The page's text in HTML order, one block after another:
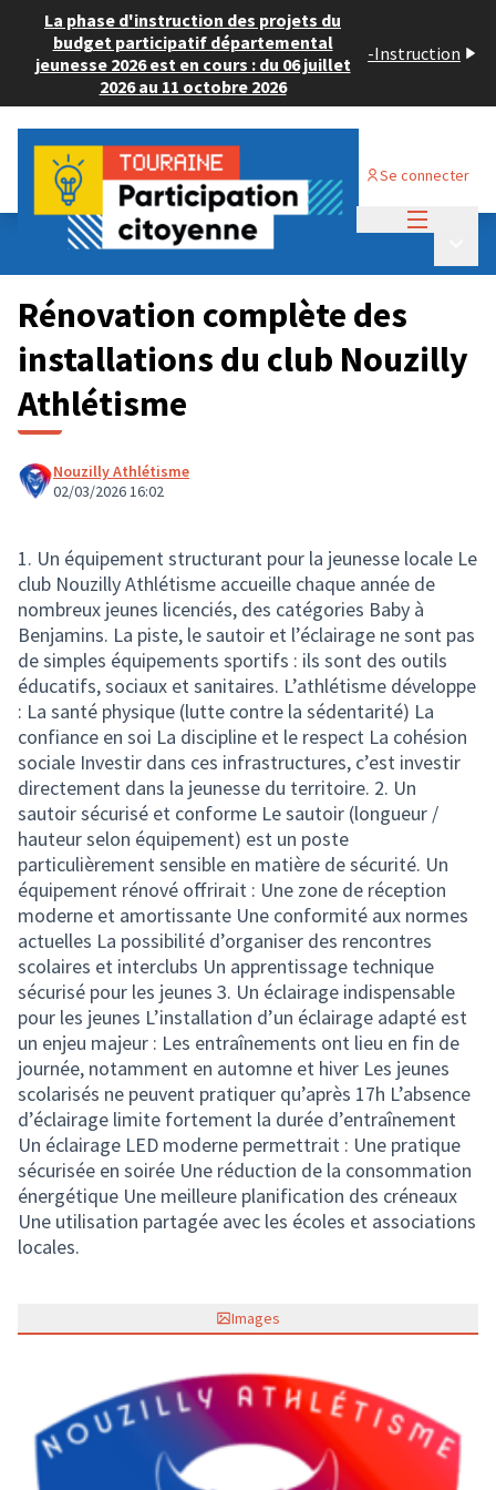
La phase d'instruction des projets du
budget participatif départemental
jeunesse 2026 est en cours : du 06 juillet
2026 au 11 octobre 2026
-Instruction
Se connecter
Budget Participatif JEUNESSE 2026
💡 Consulter les projets déposés
Rénovation complète des
installations du club Nouzilly
Athlétisme
Nouzilly Athlétisme
02/03/2026 16:02
1. Un équipement structurant pour la jeunesse locale Le
club Nouzilly Athlétisme accueille chaque année de
nombreux jeunes licenciés, des catégories Baby à
Benjamins. La piste, le sautoir et l’éclairage ne sont pas
de simples équipements sportifs : ils sont des outils
éducatifs, sociaux et sanitaires. L’athlétisme développe
: La santé physique (lutte contre la sédentarité) La
confiance en soi La discipline et le respect La cohésion
sociale Investir dans ces infrastructures, c’est investir
directement dans la jeunesse du territoire. 2. Un
sautoir sécurisé et conforme Le sautoir (longueur /
hauteur selon équipement) est un poste
particulièrement sensible en matière de sécurité. Un
équipement rénové offrirait : Une zone de réception
moderne et amortissante Une conformité aux normes
actuelles La possibilité d’organiser des rencontres
scolaires et interclubs Un apprentissage technique
sécurisé pour les jeunes 3. Un éclairage indispensable
pour les jeunes L’installation d’un éclairage adapté est
un enjeu majeur : Les entraînements ont lieu en fin de
journée, notamment en automne et hiver Les jeunes
scolarisés ne peuvent pratiquer qu’après 17h L’absence
d’éclairage limite fortement la durée d’entraînement
Un éclairage LED moderne permettrait : Une pratique
sécurisée en soirée Une réduction de la consommation
énergétique Une meilleure planification des créneaux
Une utilisation partagée avec les écoles et associations
locales.
Images